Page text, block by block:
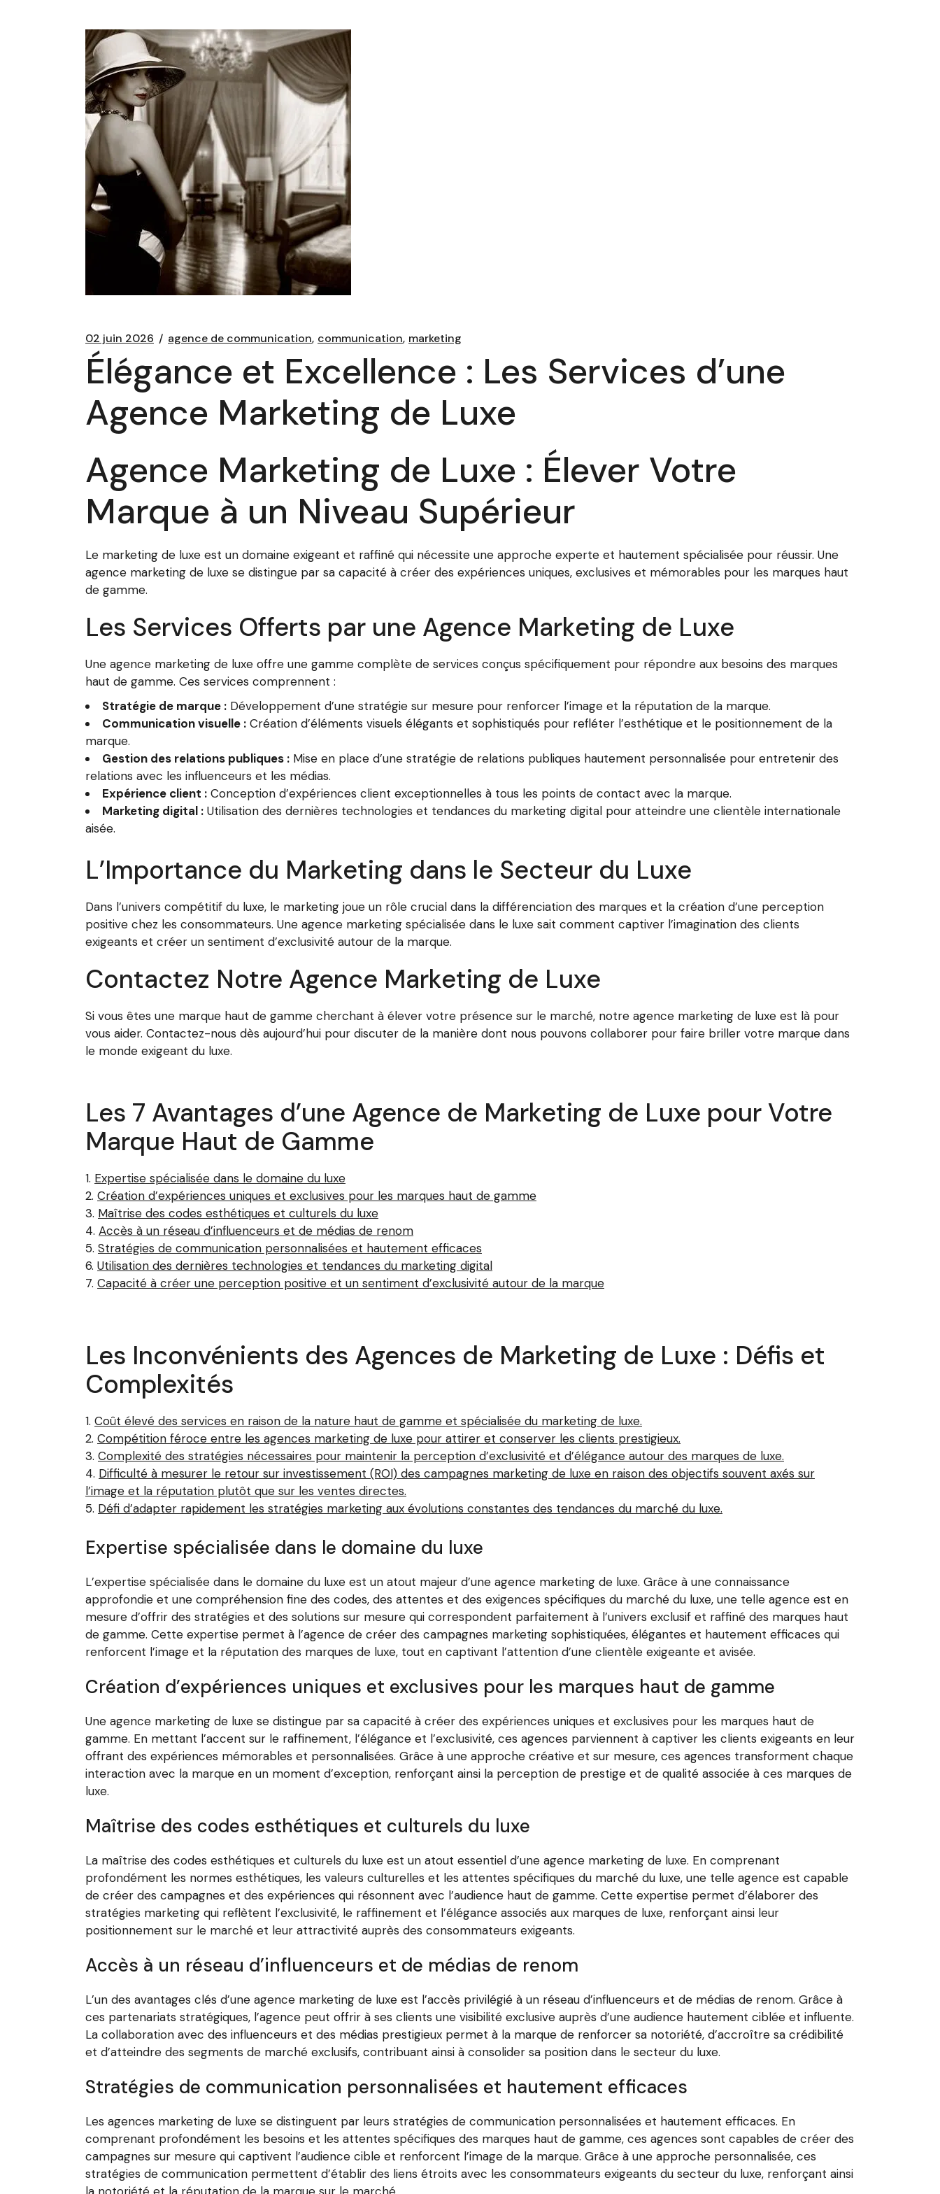
02 juin 2026 agence de communication communication marketing
Élégance et Excellence : Les Services d’une
Agence Marketing de Luxe
Agence Marketing de Luxe : Élever Votre
Marque à un Niveau Supérieur
Le marketing de luxe est un domaine exigeant et raffiné qui nécessite une approche experte et hautement spécialisée pour réussir. Une
agence marketing de luxe se distingue par sa capacité à créer des expériences uniques, exclusives et mémorables pour les marques haut
de gamme.
Les Services Offerts par une Agence Marketing de Luxe
Une agence marketing de luxe offre une gamme complète de services conçus spécifiquement pour répondre aux besoins des marques
haut de gamme. Ces services comprennent :
Stratégie de marque : Développement d’une stratégie sur mesure pour renforcer l’image et la réputation de la marque.
Communication visuelle : Création d’éléments visuels élégants et sophistiqués pour refléter l’esthétique et le positionnement de la
marque.
Gestion des relations publiques : Mise en place d’une stratégie de relations publiques hautement personnalisée pour entretenir des
relations avec les influenceurs et les médias.
Expérience client : Conception d’expériences client exceptionnelles à tous les points de contact avec la marque.
Marketing digital : Utilisation des dernières technologies et tendances du marketing digital pour atteindre une clientèle internationale
aisée.
L’Importance du Marketing dans le Secteur du Luxe
Dans l’univers compétitif du luxe, le marketing joue un rôle crucial dans la différenciation des marques et la création d’une perception
positive chez les consommateurs. Une agence marketing spécialisée dans le luxe sait comment captiver l’imagination des clients
exigeants et créer un sentiment d’exclusivité autour de la marque.
Contactez Notre Agence Marketing de Luxe
Si vous êtes une marque haut de gamme cherchant à élever votre présence sur le marché, notre agence marketing de luxe est là pour
vous aider. Contactez-nous dès aujourd’hui pour discuter de la manière dont nous pouvons collaborer pour faire briller votre marque dans
le monde exigeant du luxe.
Les 7 Avantages d’une Agence de Marketing de Luxe pour Votre
Marque Haut de Gamme
Expertise spécialisée dans le domaine du luxe
Création d’expériences uniques et exclusives pour les marques haut de gamme
Maîtrise des codes esthétiques et culturels du luxe
Accès à un réseau d’influenceurs et de médias de renom
Stratégies de communication personnalisées et hautement efficaces
Utilisation des dernières technologies et tendances du marketing digital
Capacité à créer une perception positive et un sentiment d’exclusivité autour de la marque
Les Inconvénients des Agences de Marketing de Luxe : Défis et
Complexités
Coût élevé des services en raison de la nature haut de gamme et spécialisée du marketing de luxe.
Compétition féroce entre les agences marketing de luxe pour attirer et conserver les clients prestigieux.
Complexité des stratégies nécessaires pour maintenir la perception d’exclusivité et d’élégance autour des marques de luxe.
Difficulté à mesurer le retour sur investissement (ROI) des campagnes marketing de luxe en raison des objectifs souvent axés sur
l’image et la réputation plutôt que sur les ventes directes.
Défi d’adapter rapidement les stratégies marketing aux évolutions constantes des tendances du marché du luxe.
Expertise spécialisée dans le domaine du luxe
L’expertise spécialisée dans le domaine du luxe est un atout majeur d’une agence marketing de luxe. Grâce à une connaissance
approfondie et une compréhension fine des codes, des attentes et des exigences spécifiques du marché du luxe, une telle agence est en
mesure d’offrir des stratégies et des solutions sur mesure qui correspondent parfaitement à l’univers exclusif et raffiné des marques haut
de gamme. Cette expertise permet à l’agence de créer des campagnes marketing sophistiquées, élégantes et hautement efficaces qui
renforcent l’image et la réputation des marques de luxe, tout en captivant l’attention d’une clientèle exigeante et avisée.
Création d’expériences uniques et exclusives pour les marques haut de gamme
Une agence marketing de luxe se distingue par sa capacité à créer des expériences uniques et exclusives pour les marques haut de
gamme. En mettant l’accent sur le raffinement, l’élégance et l’exclusivité, ces agences parviennent à captiver les clients exigeants en leur
offrant des expériences mémorables et personnalisées. Grâce à une approche créative et sur mesure, ces agences transforment chaque
interaction avec la marque en un moment d’exception, renforçant ainsi la perception de prestige et de qualité associée à ces marques de
luxe.
Maîtrise des codes esthétiques et culturels du luxe
La maîtrise des codes esthétiques et culturels du luxe est un atout essentiel d’une agence marketing de luxe. En comprenant
profondément les normes esthétiques, les valeurs culturelles et les attentes spécifiques du marché du luxe, une telle agence est capable
de créer des campagnes et des expériences qui résonnent avec l’audience haut de gamme. Cette expertise permet d’élaborer des
stratégies marketing qui reflètent l’exclusivité, le raffinement et l’élégance associés aux marques de luxe, renforçant ainsi leur
positionnement sur le marché et leur attractivité auprès des consommateurs exigeants.
Accès à un réseau d’influenceurs et de médias de renom
L’un des avantages clés d’une agence marketing de luxe est l’accès privilégié à un réseau d’influenceurs et de médias de renom. Grâce à
ces partenariats stratégiques, l’agence peut offrir à ses clients une visibilité exclusive auprès d’une audience hautement ciblée et influente.
La collaboration avec des influenceurs et des médias prestigieux permet à la marque de renforcer sa notoriété, d’accroître sa crédibilité
et d’atteindre des segments de marché exclusifs, contribuant ainsi à consolider sa position dans le secteur du luxe.
Stratégies de communication personnalisées et hautement efficaces
Les agences marketing de luxe se distinguent par leurs stratégies de communication personnalisées et hautement efficaces. En
comprenant profondément les besoins et les attentes spécifiques des marques haut de gamme, ces agences sont capables de créer des
campagnes sur mesure qui captivent l’audience cible et renforcent l’image de la marque. Grâce à une approche personnalisée, ces
stratégies de communication permettent d’établir des liens étroits avec les consommateurs exigeants du secteur du luxe, renforçant ainsi
la notoriété et la réputation de la marque sur le marché.